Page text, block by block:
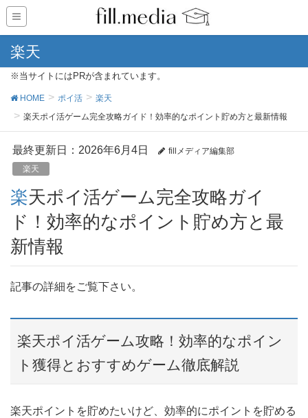
楽天
※当サイトにはPRが含まれています。
HOME ポイ活
楽天
楽天ポイ活ゲーム完全攻略ガイド！効率的なポイント貯め方と最新情報
最終更新日：2026年6月4日
fillメディア編集部
楽天
楽天ポイ活ゲーム完全攻略ガイ
ド！効率的なポイント貯め方と最
新情報
記事の詳細をご覧下さい。
楽天ポイ活ゲーム攻略！効率的なポイン
ト獲得とおすすめゲーム徹底解説
楽天ポイントを貯めたいけど、効率的にポイントを貯める